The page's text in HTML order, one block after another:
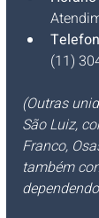
(11)
(Outras
São Luiz,
Franco,
também